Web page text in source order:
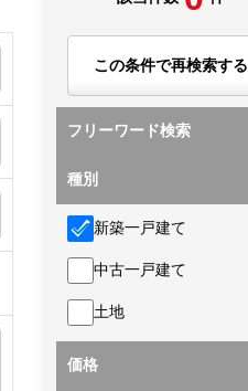
この条件で再検索する
フリーワード検索
種別
新築一戸建て
中古一戸建て
土地
価格